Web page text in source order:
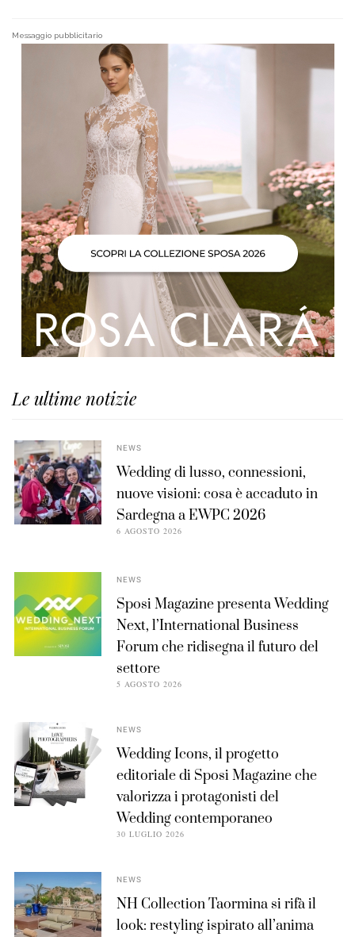
Messaggio pubblicitario
Le ultime notizie
NEWS
Wedding di lusso, connessioni,
nuove visioni: cosa è accaduto in
Sardegna a EWPC 2026
6 AGOSTO 2026
NEWS
Sposi Magazine presenta Wedding
Next, l’International Business
Forum che ridisegna il futuro del
settore
5 AGOSTO 2026
NEWS
Wedding Icons, il progetto
editoriale di Sposi Magazine che
valorizza i protagonisti del
Wedding contemporaneo
30 LUGLIO 2026
NEWS
NH Collection Taormina si rifà il
look: restyling ispirato all’anima